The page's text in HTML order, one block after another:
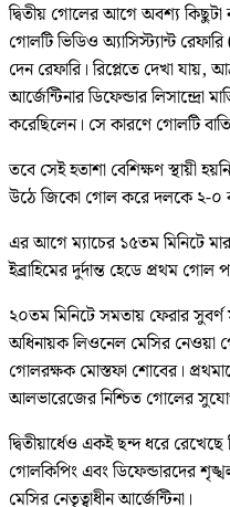
দ্বিতীয় গোলের আগে অবশ্য কিছুটা
গোলটি ভিডিও অ্যাসিস্ট্যান্ট
দেন রেফারি। রিপ্লেতে দেখা
আর্জেন্টিনার ডিফেন্ডার লিসান্দ্রো
করেছিলেন। সে কারণে গোলটি
তবে সেই হতাশা বেশিক্ষণ স্থায়ী
উঠে জিকো গোল করে দলকে ২-০
এর আগে ম্যাচের ১৫তম মিনিটে
ইব্রাহিমের দুর্দান্ত হেডে প্রথম গোল
২০তম মিনিটে সমতায় ফেরার
অধিনায়ক লিওনেল মেসির নেওয়া
গোলরক্ষক মোস্তফা শোবের।
আলভারেজের নিশ্চিত গোলের
দ্বিতীয়ার্ধেও একই ছন্দ ধরে
গোলকিপিং এবং ডিফেন্ডারদের
মেসির নেতৃত্বাধীন আর্জেন্টিনা।